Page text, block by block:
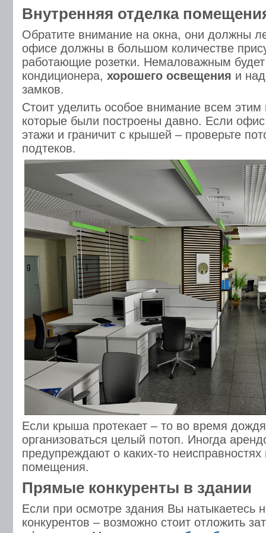
Внутренняя отделка
Обратите внимание на окна, они должны
офисе должны в большом количестве
работающие розетки. Немаловажным
кондиционера, хорошего освещения и
замков.
Стоит уделить особое внимание всем этим
которые были построены давно. Если
этажи и граничит с крышей – проверьте
подтеков.
Если крыша протекает – то во время
организоваться целый потоп. Иногда
предупреждают о каких-то
помещения.
Прямые конкуренты в здании
Если при осмотре здания Вы натыкаетесь
конкурентов – возможно стоит отложить